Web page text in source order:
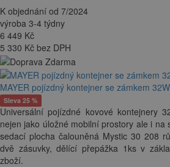
K objednání od 7/2024
výroba 3-4 týdny
6 449 Kč
5 330 Kč bez DPH
MAYER pojízdný kontejner se zámkem
Sleva 25 %
Universální pojízdné kovové kontejnery
nejen jako úložné mobilní prostory ale i na
sedací plocha čalouněná Mystic 30 208
dvě zásuvky, dělící přepážka 1ks v
zboží.